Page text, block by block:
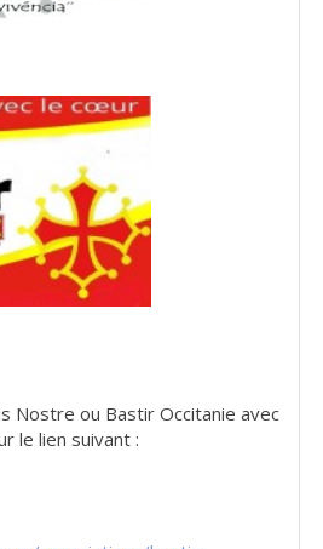
Nostre ou Bastir Occitanie avec
le lien suivant :